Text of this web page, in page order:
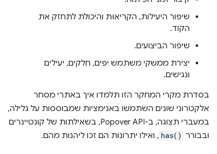
שיפור היעילות, הקריאוּת והיכולת לתחזק את
הקוד.
שיפור הביצועים.
יצירת ממשקי משתמש יפים, חלקים, יעילים
ונגישים.
בסדרת מקרי המחקר הזו תלמדו איך באתרי מסחר
אלקטרוני שונים השתמשו באנימציות שמבוססות על גלילה,
במעברי תצוגה, ב-Popover API, בשאילתות של קונטיינרים
ובבורר has() , ואילו יתרונות הם זכו ליהנות מהם.